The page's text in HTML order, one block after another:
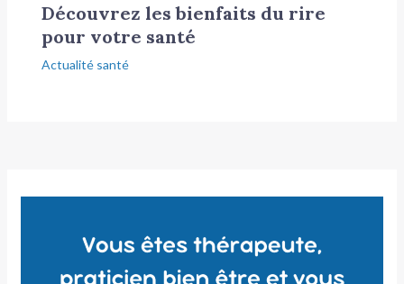
Découvrez les bienfaits du rire
pour votre santé
Actualité santé